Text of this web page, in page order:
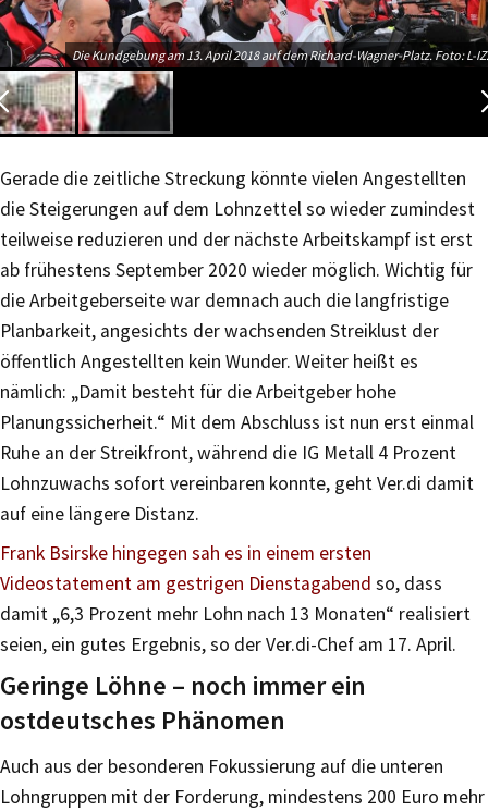
Die Kundgebung am 13. April 2018 auf dem Richard-Wagner-Platz. Foto: L-
Gerade die zeitliche Streckung könnte vielen Angestellten
die Steigerungen auf dem Lohnzettel so wieder zumindest
teilweise reduzieren und der nächste Arbeitskampf ist erst
ab frühestens September 2020 wieder möglich. Wichtig für
die Arbeitgeberseite war demnach auch die langfristige
Planbarkeit, angesichts der wachsenden Streiklust der
öffentlich Angestellten kein Wunder. Weiter heißt es
nämlich: „Damit besteht für die Arbeitgeber hohe
Planungssicherheit.“ Mit dem Abschluss ist nun erst einmal
Ruhe an der Streikfront, während die IG Metall 4 Prozent
Lohnzuwachs sofort vereinbaren konnte, geht Ver.di damit
auf eine längere Distanz.
Frank Bsirske hingegen sah es in einem ersten
Videostatement am gestrigen Dienstagabend so, dass
damit „6,3 Prozent mehr Lohn nach 13 Monaten“ realisiert
seien, ein gutes Ergebnis, so der Ver.di-Chef am 17. April.
Geringe Löhne – noch immer ein
ostdeutsches Phänomen
Auch aus der besonderen Fokussierung auf die unteren
Lohngruppen mit der Forderung, mindestens 200 Euro mehr